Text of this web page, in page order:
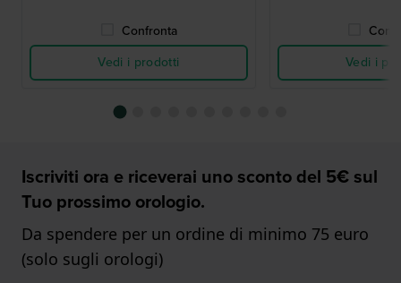
Confronta
Vedi i prodotti
Vedi i
Iscriviti ora e riceverai uno sconto del 5€ sul
Tuo prossimo orologio.
Da spendere per un ordine di minimo 75 euro
(solo sugli orologi)